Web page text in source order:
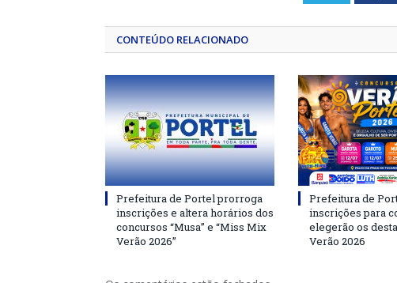
CONTEÚDO RELACIONADO
Prefeitura de Portel prorroga
inscrições e altera horários dos
concursos “Musa” e “Miss Mix
Verão 2026”
Prefeitura de
inscrições para
elegerão os
Verão 2026